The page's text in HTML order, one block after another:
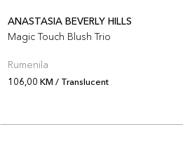
ANASTASIA BEVERLY HILLS
Magic Touch Blush Trio
Rumenila
106,00 KM / Translucent